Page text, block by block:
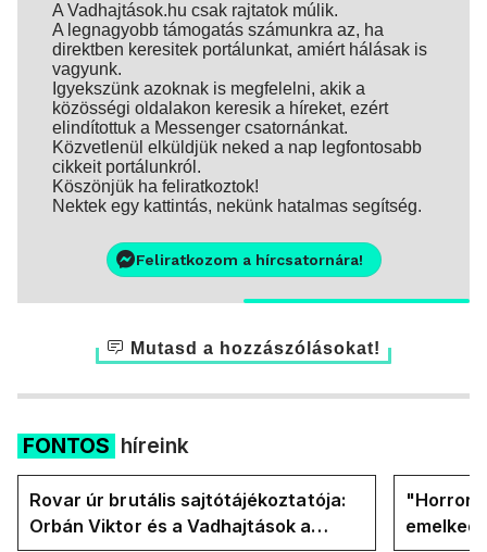
A Vadhajtások.hu csak rajtatok múlik.
A legnagyobb támogatás számunkra az, ha
direktben keresitek portálunkat, amiért hálásak is
vagyunk.
Igyekszünk azoknak is megfelelni, akik a
közösségi oldalakon keresik a híreket, ezért
elindítottuk a Messenger csatornánkat.
Közvetlenül elküldjük neked a nap legfontosabb
cikkeit portálunkról.
Köszönjük ha feliratkoztok!
Nektek egy kattintás, nekünk hatalmas segítség.
Feliratkozom a hírcsatornára!
Mutasd a hozzászólásokat!
FONTOS híreink
Rovar úr brutális sajtótájékoztatója:
Orbán Viktor és a Vadhajtások a
"Horror